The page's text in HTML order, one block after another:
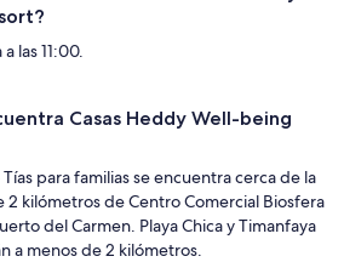
las 11:00.
Casas Heddy Well-being
para familias se encuentra cerca de la
2 kilómetros de Centro Comercial Biosfera
del Carmen. Playa Chica y Timanfaya
a menos de 2 kilómetros.